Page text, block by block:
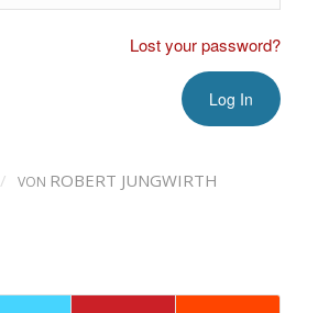
Lost your password?
/ VON ROBERT JUNGWIRTH